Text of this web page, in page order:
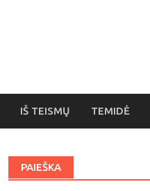
IŠ TEISMŲ TEMIDĖ
PAIEŠKA